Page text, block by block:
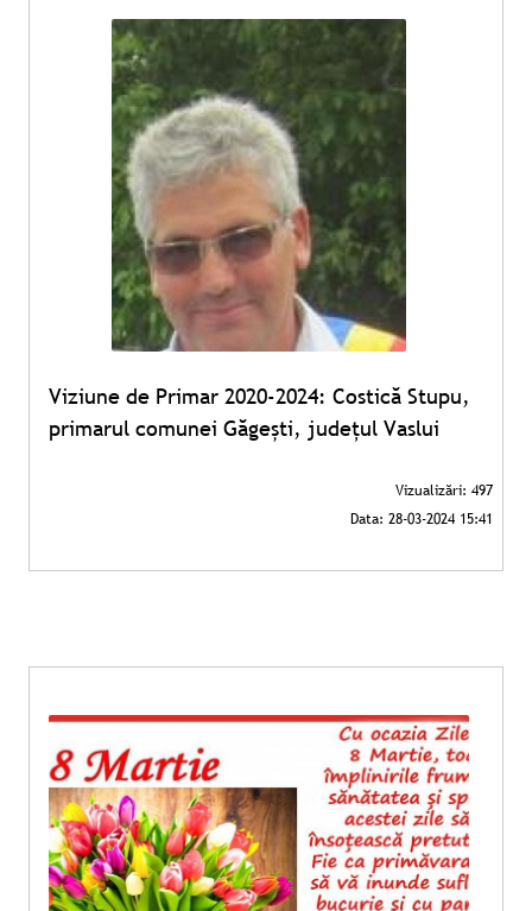
Viziune de Primar 2020-2024: Costică Stupu,
primarul comunei Găgești, județul Vaslui